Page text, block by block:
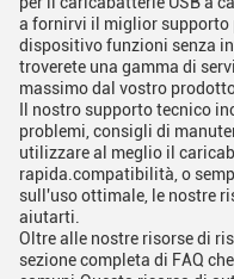
a fornirvi il miglior supporto
dispositivo funzioni senza
troverete una gamma di
massimo dal vostro
Il nostro supporto tecnico
problemi, consigli di
utilizzare al meglio il
rapida.compatibilità, o
sull'uso ottimale, le nostre
aiutarti.
Oltre alle nostre risorse di
sezione completa di FAQ